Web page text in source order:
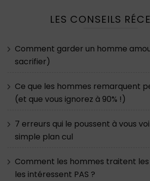
LES CONSEILS
Comment garder un homme
sacrifier)
Ce que les hommes remarquent
(et que vous ignorez à 90% !)
7 erreurs qui le poussent à vous
simple plan cul
Comment les hommes traitent
les intéressent PAS ?